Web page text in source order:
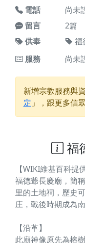
電話
尚未
留言
2篇
供奉
福
服務
尚未
新增宗教服務與
定 」，跟更多信
福
【WIKI維基百科提供
福德爺長慶廟，簡
里的土地祠，歷史
庄，戰後時期成為
【沿革】
此廟神像原先為榕